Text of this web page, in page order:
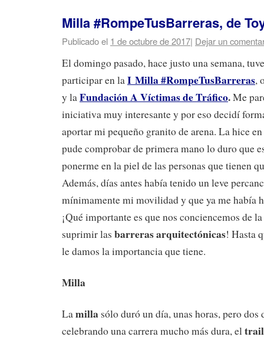
Milla #RompeTusBarreras, de
Publicado el 1 de octubre de 2017| Dejar un
El domingo pasado, hace justo una semana,
participar en laI Milla #RompeTusBarreras,
y laFundación A Víctimas de Tráfico.Me
iniciativa muy interesante y por eso decidí
aportar mi pequeño granito de arena. La hice en
pude comprobar de primera mano lo duro que
ponerme en la piel de las personas que tienen
Además, días antes había tenido un leve
mínimamente mi movilidad y que ya me había
¡Qué importante es que nos conciencemos de
suprimir las barreras arquitectónicas! Hasta
le damos la importancia que tiene.
Milla
Lamilla sólo duró un día, unas horas, pero dos
celebrando una carrera mucho más dura, eltrail